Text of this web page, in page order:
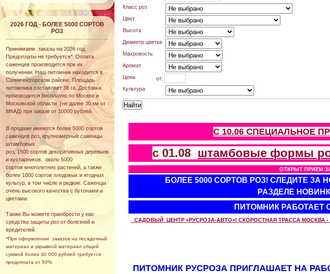
2026 ГОД - БОЛЕЕ 5000 СОРТОВ
РОЗ
Принимаем заказы на 2026 год.
Предоплаты не требуется*. Оплата
саженцев производится при их
получении. Наш питомник находится в
Солнечногорском районе. Площадь
питомника составляет 38 га. Доставка
производится бесплатно по Москве и
Московской области (не далее 30 км от
МКАД) при заказе от 10000 рублей.
В продаже имеются более 5000 сортов
саженцев роз, крупномерные саженцы
штамбовых
роз, 1500 сортов декоративных деревьев
и кустарников, около 5000
сортов многолетних растений, а также
более 1000 сортов плодовых и ягодных
культур, в том числе и редкие. Саженцы
очень высокого качества с бутонами и
цветами.
Также Вы можете приобрести у нас
средства защиты роз от болезней и
вредителей.
*При оформлении заказов на посадочный
материал и укрывной материал общей
суммой более 40 000 рублей требуется
предоплата от 50%.
Класс роз
Цвет
Высота
Диаметр цветка
Махровость
Аромат
Цена
от:
Культура
С 10.06 СПЕЦИАЛЬНОЕ
с 01.08 штамбовые формы
ОТКРЫТ ПРИЕМ
БОЛЕЕ 5000 СОРТОВ РОЗ! СЛЕДИТЕ
РАЗДЕЛЕ
ПИТОМНИК РАБОТАЕТ
САДОВЫЙ ЦЕНТР «РУСРОЗА-АВТО»! СКОРОСТНАЯ ТРАССА МОСКВА -
ПИТОМНИК РУСРОЗА ПРИГЛАШАЕТ НА